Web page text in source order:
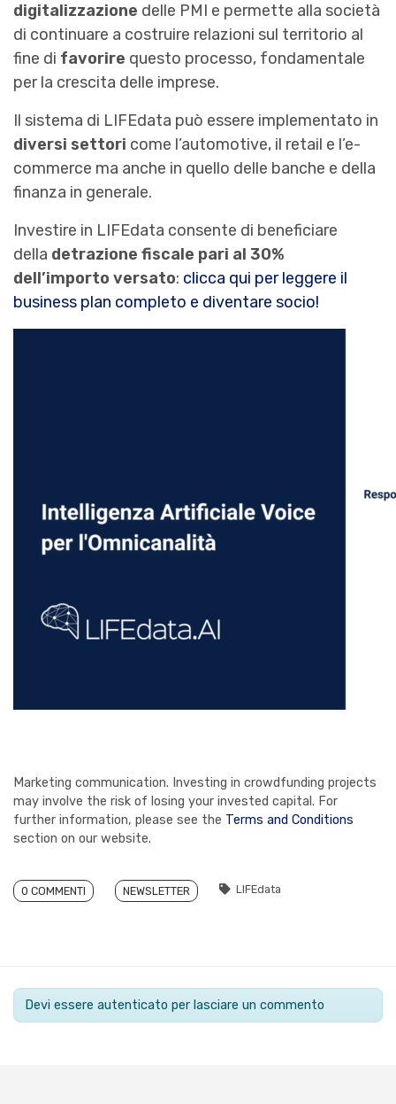
digitalizzazione delle PMI e permette alla società
di continuare a costruire relazioni sul territorio al
fine di favorire questo processo, fondamentale
per la crescita delle imprese.
Il sistema di LIFEdata può essere implementato in
diversi settori come l’automotive, il retail e l’e-
commerce ma anche in quello delle banche e della
finanza in generale.
Investire in LIFEdata consente di beneficiare
della detrazione fiscale pari al 30%
dell’importo versato: clicca qui per leggere il
business plan completo e diventare socio!
Marketing communication. Investing in crowdfunding projects
may involve the risk of losing your invested capital. For
further information, please see the Terms and Conditions
section on our website.
0 COMMENTI NEWSLETTER LIFEdata
Devi essere autenticato per lasciare un commento